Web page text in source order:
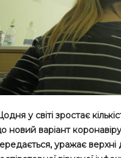
у світі зростає
новий варіант
уражає верхні